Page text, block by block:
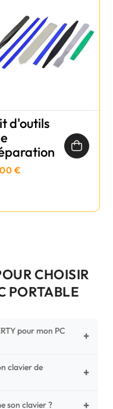
d'outils
€
CHOISIR
PORTABLE
pour mon PC
+
points critiques sur
Français), la
clavier de
+
vos touches.
son clavier ? +